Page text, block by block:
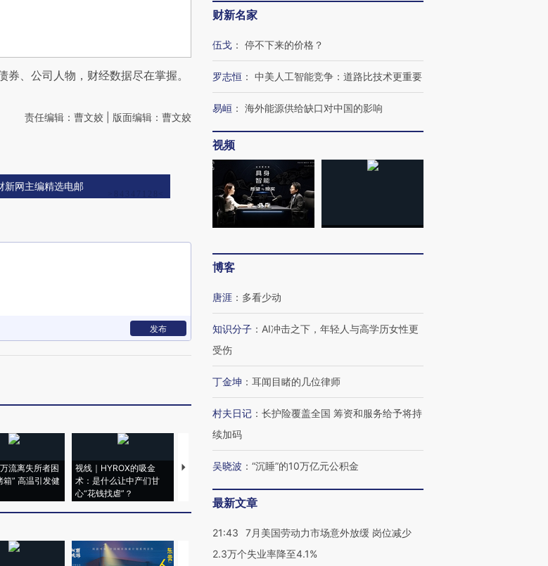
券、公司人物，财经数据尽在掌握。
责任编辑：曹文姣 | 版面编辑：曹文姣
新网主编精选电邮
发布
流离失所者困
箱” 高温引发健
视线｜HYROX的吸金
术：是什么让中产们甘
心“花钱找虐”？
马航飞行员跨国走私7万
视线｜被称为“蟑螂”的印
育部长拱下台
飞地休达
财新名家
伍戈 ： 停不下来的价格？
罗志恒 ： 中美人工智能竞争：道路比技术更重要
易峘 ： 海外能源供给缺口对中国的影响
视频
博客
唐涯 ： 多看少动
知识分子 ： AI冲击之下，年轻人与高学历女性更
受伤
丁金坤 ： 耳闻目睹的几位律师
村夫日记 ： 长护险覆盖全国 筹资和服务给予将持
续加码
吴晓波 ： “沉睡”的10万亿元公积金
最新文章
21:43
7月美国劳动力市场意外放缓 岗位减少
2.3万个失业率降至4.1%